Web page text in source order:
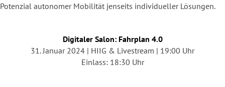
Potenzial autonomer Mobilität jenseits individueller Lösungen.
Digitaler Salon: Fahrplan 4.0
31. Januar 2024 | HIIG & Livestream | 19:00 Uhr
Einlass: 18:30 Uhr